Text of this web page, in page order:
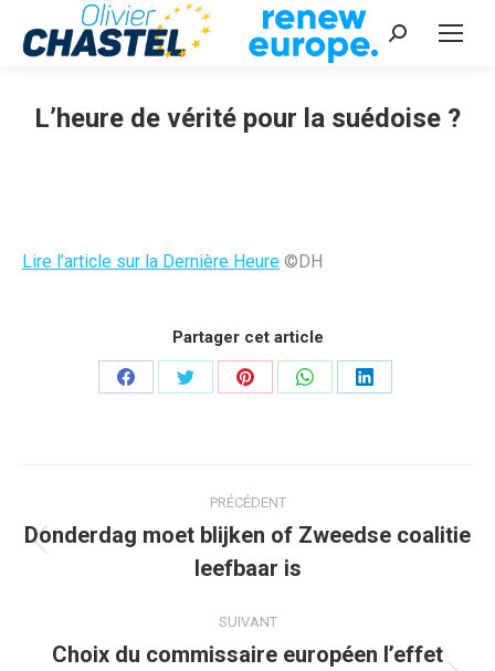
Recherche
L’heure de vérité pour la suédoise ?
Lire l’article sur la Dernière Heure ©DH
Partager cet article
PartagerPartagerPartagerPartagerPartager
article
PRÉCÉDENT
précédent
Donderdag moet blijken of Zweedse coalitie
leefbaar is
SUIVANT
Choix du commissaire européen l’effet